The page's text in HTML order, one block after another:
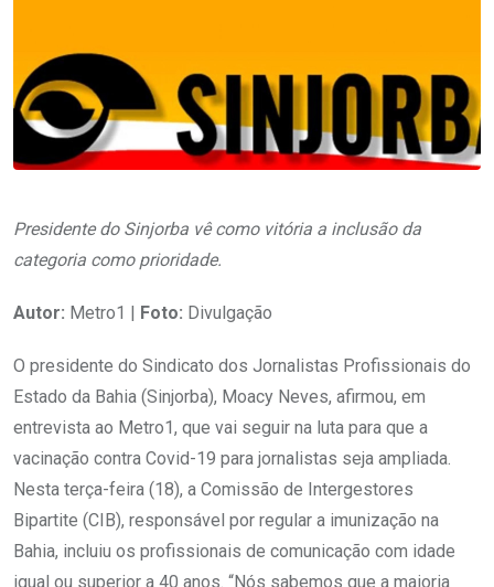
Presidente do Sinjorba vê como vitória a inclusão da
categoria como prioridade.
Autor: Metro1 | Foto: Divulgação
O presidente do Sindicato dos Jornalistas Profissionais do
Estado da Bahia (Sinjorba), Moacy Neves, afirmou, em
entrevista ao Metro1, que vai seguir na luta para que a
vacinação contra Covid-19 para jornalistas seja ampliada.
Nesta terça-feira (18), a Comissão de Intergestores
Bipartite (CIB), responsável por regular a imunização na
Bahia, incluiu os profissionais de comunicação com idade
igual ou superior a 40 anos. “Nós sabemos que a maioria